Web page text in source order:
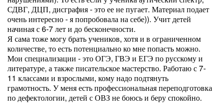
СДВГ, ДЦП, дисграфия - это ее не пугает. Материал подает
очень интересно - я попробовала на себе)). Учит детей
начиная с 6-7 лет и до бесконечности.
Я сама тоже могу брать учеников, хотя и в ограниченном
количестве, то есть потенциально ко мне попасть можно.
Мои специализации - это ОГЭ, ГВЭ и ЕГЭ по русскому и
литературе, а также писательское мастерство. Работаю с 7-
11 классами и взрослыми, кому надо подтянуть
грамотность. У меня есть профессиональная переподготовка
по дефектологии, детей с ОВЗ не боюсь и беру спокойно.